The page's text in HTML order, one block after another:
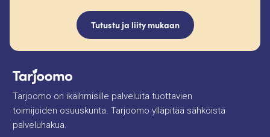
Tutustu ja liity mukaan
Tarjoomo on ikäihmisille palveluita tuottavien
toimijoiden osuuskunta. Tarjoomo ylläpitää sähköistä
palveluhakua.